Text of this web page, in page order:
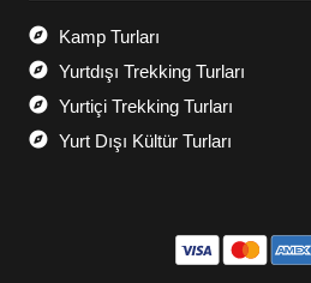
Kamp Turları
Yurtdışı Trekking Turları
Yurtiçi Trekking Turları
Yurt Dışı Kültür Turları